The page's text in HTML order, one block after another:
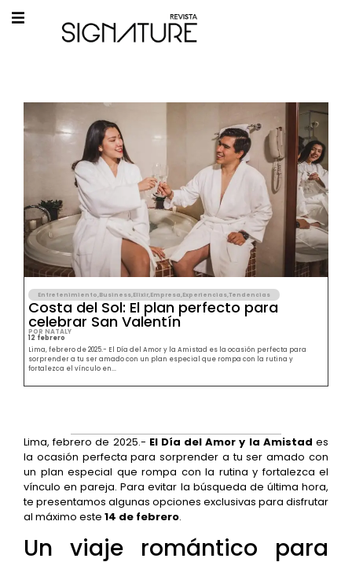
Entretenimiento,Business,Elixir,Empresa,Experiencias,Tendencias
Costa del Sol: El plan perfecto para
celebrar San Valentín
POR NATALY
12 febrero
Lima, febrero de 2025.- El Día del Amor y la Amistad es la ocasión perfecta para
sorprender a tu ser amado con un plan especial que rompa con la rutina y
fortalezca el vínculo en...
Lima, febrero de 2025.- El Día del Amor y la Amistad es
la ocasión perfecta para sorprender a tu ser amado con
un plan especial que rompa con la rutina y fortalezca el
vínculo en pareja. Para evitar la búsqueda de última hora,
te presentamos algunas opciones exclusivas para disfrutar
al máximo este 14 de febrero.
Un viaje romántico para